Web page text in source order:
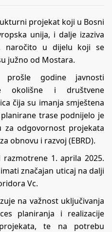
projekat koji u Bosni
unija, i dalje izaziva
naročito u dijelu koji se
južno od Mostara.
godine javnosti
okolišne i društvene
čija su imanja smještena
trase podnijelo je
za odgovornost projekata
obnovu i razvoj (EBRD).
1. aprila 2025.
značajan uticaj na dalji
Vc.
na važnost uključivanja
planiranja i realizacije
te na potrebu